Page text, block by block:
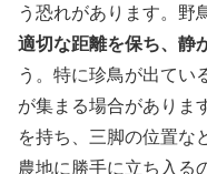
う恐れがあります。野
適切な距離を保ち、静
う。特に珍鳥が出てい
が集まる場合がありま
を持ち、三脚の位置な
農地に勝手に立ち入る